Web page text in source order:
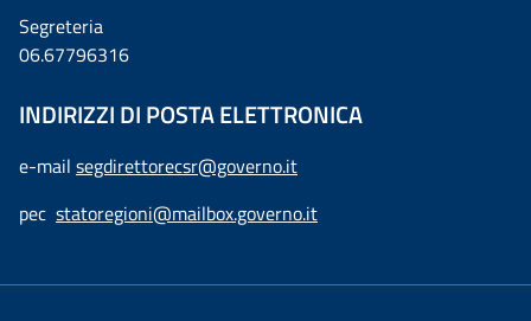
Segreteria
06.67796316
INDIRIZZI DI POSTA ELETTRONICA
e-mail segdirettorecsr@governo.it
pec statoregioni@mailbox.governo.it